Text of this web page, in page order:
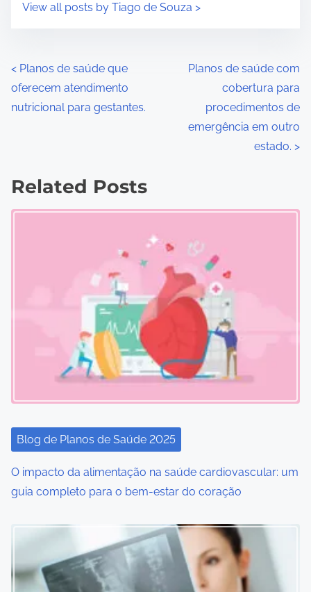
View all posts by Tiago de Souza >
P
o
s
n
i
o
n
< Planos de saúde que
oferecem atendimento
nutricional para gestantes.
Planos de saúde com
cobertura para
procedimentos de
emergência em outro
estado. >
Related Posts
Blog de Planos de Saúde 2025
O impacto da alimentação na saúde cardiovascular: um
guia completo para o bem-estar do coração